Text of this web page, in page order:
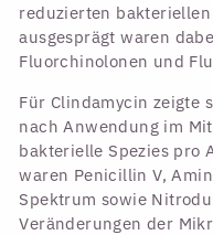
reduzierten
ausgesprägt waren
Fluorchinolonen und
Für Clindamycin zeigte
nach Anwendung im
bakterielle Spezies pro
waren Penicillin V,
Spektrum sowie
Veränderungen der